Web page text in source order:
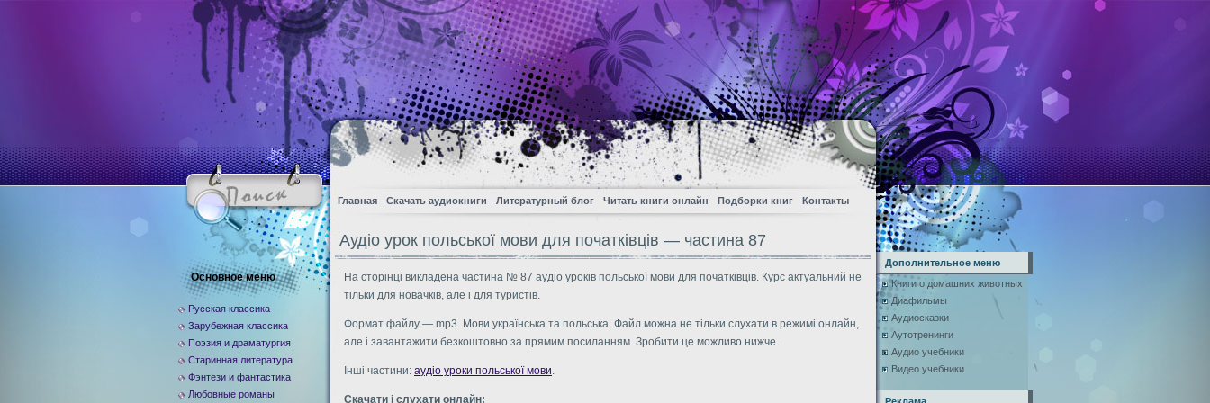
Главная Скачать аудиокниги Литературный блог Читать книги онлайн Подборки книг Контакты
Аудіо урок польської мови для початківців — частина 87
На сторінці викладена частина № 87 аудіо уроків польської мови для початківців. Курс актуальний не
тільки для новачків, але і для туристів.
Формат файлу — mp3. Мови українська та польська. Файл можна не тільки слухати в режимі онлайн,
але і завантажити безкоштовно за прямим посиланням. Зробити це можливо нижче.
Інші частини: аудіо уроки польської мови.
Скачати і слухати онлайн:
Основное меню
Русская классика
Зарубежная классика
Поэзия и драматургия
Старинная литература
Фэнтези и фантастика
Любовные романы
Дополнительное меню
Книги о домашних животных
Диафильмы
Аудиосказки
Аутотренинги
Аудио учебники
Видео учебники